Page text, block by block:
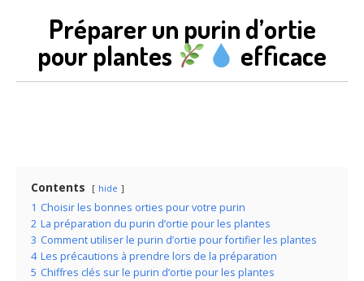
Préparer un purin d’ortie
pour plantes
efficace
Contents hide
1 Choisir les bonnes orties pour votre purin
2 La préparation du purin d’ortie pour les plantes
3 Comment utiliser le purin d’ortie pour fortifier les plantes
4 Les précautions à prendre lors de la préparation
5 Chiffres clés sur le purin d’ortie pour les plantes